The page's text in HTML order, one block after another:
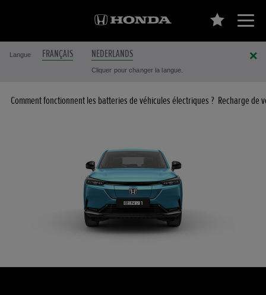
Langue FRANÇAIS NEDERLANDS
Cliquer pour changer la langue.
Comment fonctionnent les batteries de véhicules électriques ? Recharge de